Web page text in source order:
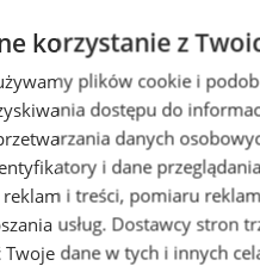
www - Mysłowice
korzystanie z
plików cookie i
dostępu do
danych
i dane
i treści, pomiaru
usług. Dostawcy stron
dane w tych i innych